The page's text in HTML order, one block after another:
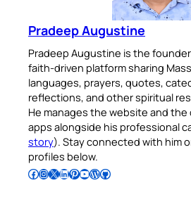
Pradeep Augustine
Pradeep Augustine is the
faith-driven platform sharing
languages, prayers, quotes,
reflections, and other spiritual
He manages the website and the
apps alongside his professional
story). Stay connected with him
profiles below.
Follow Pradeep on Facebook Follow Pradeep on InstagramFollow Pradeep on X Follow Pradeep on LinkedIn Follow Pradeep on Pinterest Subscribe to Pradeep’s Youtube Channel Follow Pradeep on WordPress Follow Pradeep on GitHub